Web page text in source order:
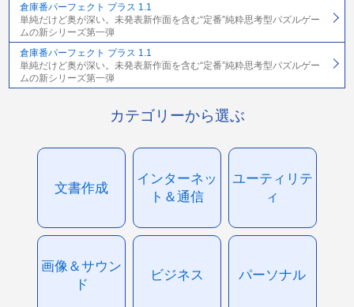
倉庫番パーフェクト プラス 1.1
単純だけど奥が深い。未発表新作面を含む“定番”純粋思考型パズルゲー
ムの新シリーズ第一弾
倉庫番パーフェクト プラス 1.1
単純だけど奥が深い。未発表新作面を含む“定番”純粋思考型パズルゲー
ムの新シリーズ第一弾
カテゴリーから選ぶ
文書作成
インターネッ
ト＆通信
ユーティリテ
ィ
画像＆サウン
ド
ビジネス パーソナル